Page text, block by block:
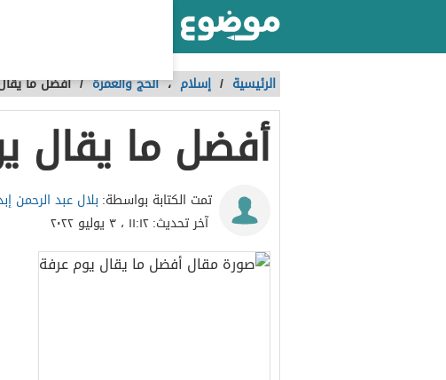
الرئيسية / إسلام ،الحج والعمرة /أفضل ما
أفضل ما يقال
تمت الكتابة بواسطة: بلال عبد الرحمن
آخر تحديث:١١:١٢ ، ٣ يوليو ٢٠٢٢